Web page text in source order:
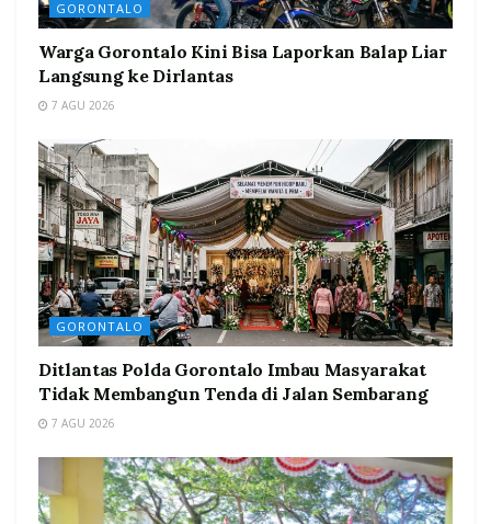
GORONTALO
Warga Gorontalo Kini Bisa Laporkan Balap Liar
Langsung ke Dirlantas
7 AGU 2026
GORONTALO
Ditlantas Polda Gorontalo Imbau Masyarakat
Tidak Membangun Tenda di Jalan Sembarang
7 AGU 2026